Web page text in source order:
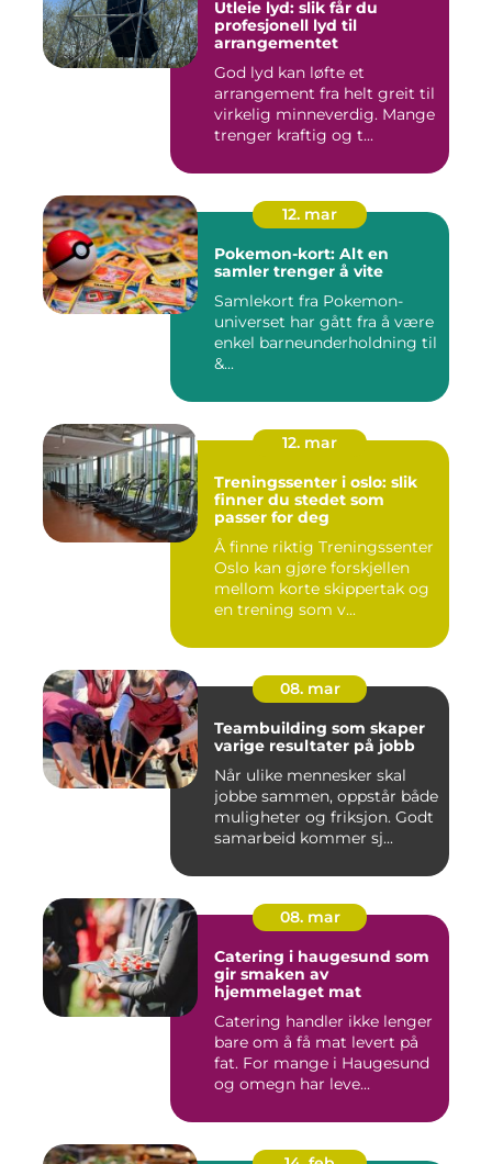
Utleie lyd: slik får du
profesjonell lyd til
arrangementet
God lyd kan løfte et
arrangement fra helt greit til
virkelig minneverdig. Mange
trenger kraftig og t...
12. mar
Pokemon-kort: Alt en
samler trenger å vite
Samlekort fra Pokemon-
universet har gått fra å være
enkel barneunderholdning til
&...
12. mar
Treningssenter i oslo: slik
finner du stedet som
passer for deg
Å finne riktig Treningssenter
Oslo kan gjøre forskjellen
mellom korte skippertak og
en trening som v...
08. mar
Teambuilding som skaper
varige resultater på jobb
Når ulike mennesker skal
jobbe sammen, oppstår både
muligheter og friksjon. Godt
samarbeid kommer sj...
08. mar
Catering i haugesund som
gir smaken av
hjemmelaget mat
Catering handler ikke lenger
bare om å få mat levert på
fat. For mange i Haugesund
og omegn har leve...